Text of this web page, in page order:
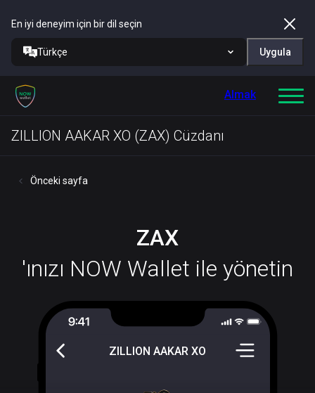
En iyi deneyim için bir dil seçin
Türkçe Uygula
Almak
ZILLION AAKAR XO (ZAX) Cüzdanı
Önceki sayfa
ZAX
'ınızı NOW Wallet ile yönetin
ZILLION AAKAR XO